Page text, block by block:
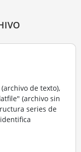
de texto),
(archivo sin
series de